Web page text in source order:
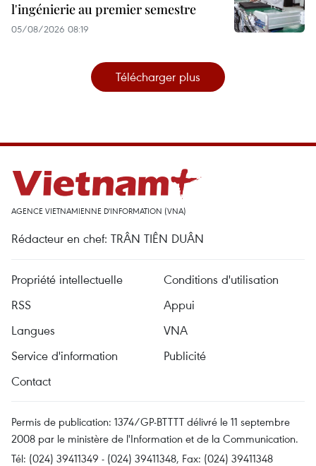
l'ingénierie au premier semestre
05/08/2026 08:19
Télécharger plus
AGENCE VIETNAMIENNE D'INFORMATION (VNA)
Rédacteur en chef: TRÂN TIÊN DUÂN
Propriété intellectuelle
Conditions d'utilisation
RSS
Appui
Langues
VNA
Service d'information
Publicité
Contact
Permis de publication: 1374/GP-BTTTT délivré le 11 septembre
2008 par le ministère de l'Information et de la Communication.
Tél: (024) 39411349 - (024) 39411348, Fax: (024) 39411348